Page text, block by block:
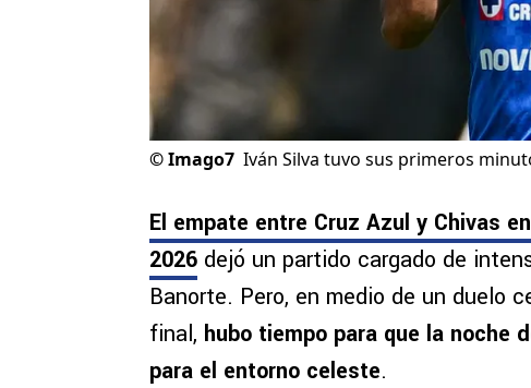
©Imago7 Iván Silva tuvo sus primeros
El empate entre Cruz Azul y Chivas
2026 dejó un partido cargado de
Banorte. Pero, en medio de un duelo
final, hubo tiempo para que la noche
para el entorno celeste.